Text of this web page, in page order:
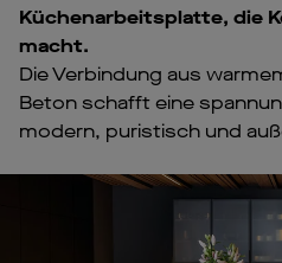
Küchenarbeitsplatte, die
macht.
Die Verbindung aus
Beton schafft eine
modern, puristisch und